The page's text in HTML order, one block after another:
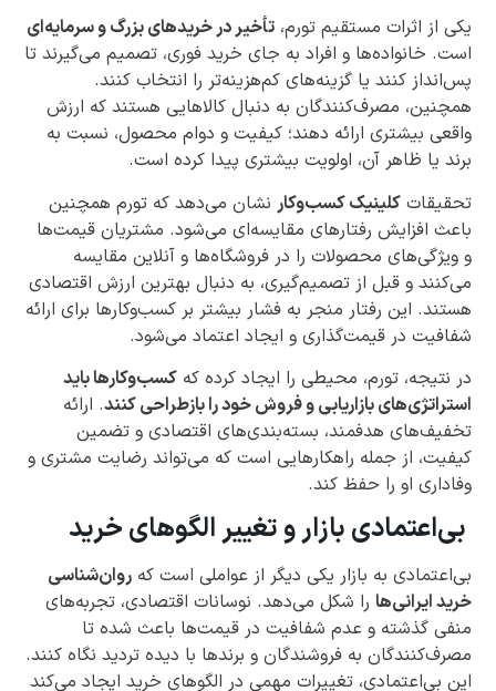
یکی از اثرات مستقیم تورم، تأخیر در خریدهای بزرگ و سرمایه‌ای
است. خانواده‌ها و افراد به جای خرید فوری، تصمیم می‌گیرند تا
پس‌انداز کنند یا گزینه‌های کم‌هزینه‌تر را انتخاب کنند.
همچنین، مصرف‌کنندگان به دنبال کالاهایی هستند که ارزش
واقعی بیشتری ارائه دهند؛ کیفیت و دوام محصول، نسبت به
برند یا ظاهر آن، اولویت بیشتری پیدا کرده است.
تحقیقات کلینیک کسب‌وکار نشان می‌دهد که تورم همچنین
باعث افزایش رفتارهای مقایسه‌ای می‌شود. مشتریان قیمت‌ها
و ویژگی‌های محصولات را در فروشگاه‌ها و آنلاین مقایسه
می‌کنند و قبل از تصمیم‌گیری، به دنبال بهترین ارزش اقتصادی
هستند. این رفتار منجر به فشار بیشتر بر کسب‌وکارها برای ارائه
شفافیت در قیمت‌گذاری و ایجاد اعتماد می‌شود.
در نتیجه، تورم، محیطی را ایجاد کرده که کسب‌وکارها باید
استراتژی‌های بازاریابی و فروش خود را بازطراحی کنند. ارائه
تخفیف‌های هدفمند، بسته‌بندی‌های اقتصادی و تضمین
کیفیت، از جمله راهکارهایی است که می‌تواند رضایت مشتری و
وفاداری او را حفظ کند.
بی‌اعتمادی بازار و تغییر الگوهای خرید
بی‌اعتمادی به بازار یکی دیگر از عواملی است که روان‌شناسی
خرید ایرانی‌ها را شکل می‌دهد. نوسانات اقتصادی، تجربه‌های
منفی گذشته و عدم شفافیت در قیمت‌ها باعث شده تا
مصرف‌کنندگان به فروشندگان و برندها با دیده تردید نگاه کنند.
این بی‌اعتمادی، تغییرات مهمی در الگوهای خرید ایجاد می‌کند